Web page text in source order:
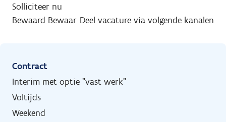
Solliciteer nu
Bewaard Bewaar Deel vacature via volgende kanalen
Contract
Interim met optie "vast werk"
Voltijds
Weekend